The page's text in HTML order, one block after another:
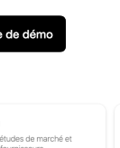
Publique